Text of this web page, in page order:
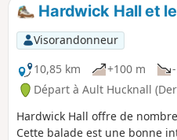
Hardwick Hall et
Visorandonneur
10,85 km
+100 m
Départ à Ault Hucknall
Hardwick Hall offre de
Cette balade est une bonne